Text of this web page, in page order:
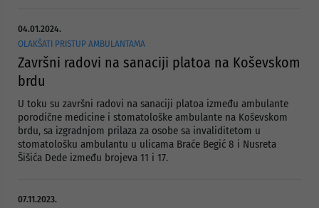
04.01.2024.
OLAKŠATI PRISTUP AMBULANTAMA
Završni radovi na sanaciji platoa na Koševskom
brdu
U toku su završni radovi na sanaciji platoa između ambulante
porodične medicine i stomatološke ambulante na Koševskom
brdu, sa izgradnjom prilaza za osobe sa invaliditetom u
stomatološku ambulantu u ulicama Braće Begić 8 i Nusreta
Šišića Dede između brojeva 11 i 17.
07.11.2023.